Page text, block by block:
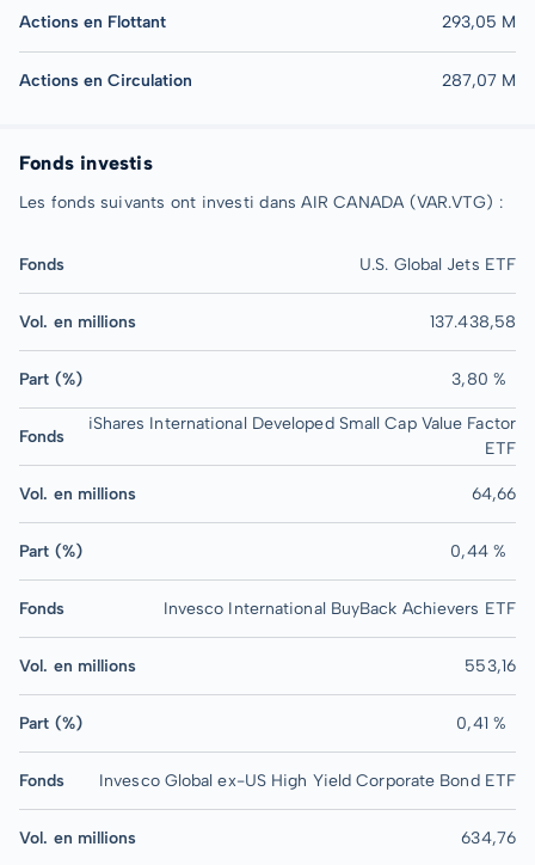
Actions en Flottant 293,05 M
Actions en Circulation 287,07 M
Fonds investis
Les fonds suivants ont investi dans AIR CANADA (VAR.VTG) :
Fonds U.S. Global Jets ETF
Vol. en millions 137.438,58
Part (%) 3,80 %
Fonds
iShares International Developed Small Cap Value Factor
ETF
Vol. en millions 64,66
Part (%) 0,44 %
Fonds Invesco International BuyBack Achievers ETF
Vol. en millions 553,16
Part (%) 0,41 %
Fonds Invesco Global ex-US High Yield Corporate Bond ETF
Vol. en millions 634,76